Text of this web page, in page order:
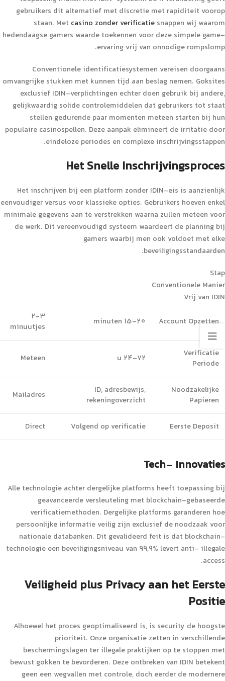
gebruikers dit alternatief met discretie met rapiditeit voorop
staan. Met casino zonder verificatie snappen wij waarom
hedendaagse gamers waarde toekennen voor deze simpele game-
ervaring vrij van onnodige rompslomp.
Conventionele identificatiesystemen vereisen doorgaans
omvangrijke stukken met kunnen tijd aan beslag nemen. Goksites
exclusief IDIN-verplichtingen echter doen gebruik bij andere,
gelijkwaardig solide controlemiddelen dat gebruikers tot staat
stellen gedurende paar momenten meteen starten bij hun
populaire casinospellen. Deze aanpak elimineert de irritatie door
eindeloze periodes en complexe inschrijvingsstappen.
Het Snelle Inschrijvingsproces
Het inschrijven bij een platform zonder IDIN-eis is aanzienlijk
eenvoudiger versus voor klassieke opties. Gebruikers hoeven enkel
minimale gegevens aan te verstrekken waarna zullen meteen voor
de werk. Dit vereenvoudigd systeem waardeert de planning bij
gamers waarbij men ook voldoet met elke
beveiligingsstandaarden.
Stap
Conventionele Manier
Vrij van IDIN
Account Opzetten
15-20 minuten
2-3
minuutjes
Verificatie
Periode
24-72 u
Meteen
Noodzakelijke
Papieren
ID, adresbewijs,
rekeningoverzicht
Mailadres
Eerste Deposit
Volgend op verificatie
Direct
Tech- Innovaties
Alle technologie achter dergelijke platforms heeft toepassing bij
geavanceerde versleuteling met blockchain-gebaseerde
verificatiemethoden. Dergelijke platforms garanderen hoe
persoonlijke informatie veilig zijn exclusief de noodzaak voor
nationale databanken. Dit gevalideerd feit is dat blockchain-
technologie een beveiligingsniveau van 99,9% levert anti- illegale
access.
Veiligheid plus Privacy aan het Eerste
Positie
Alhoewel het proces geoptimaliseerd is, is security de hoogste
prioriteit. Onze organisatie zetten in verschillende
beschermingslagen ter illegale praktijken op te stoppen met
bewust gokken te bevorderen. Deze ontbreken van IDIN betekent
geen een wegvallen met controle, doch eerder de modernere